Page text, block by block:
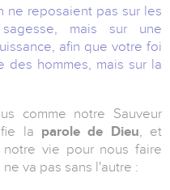
ne reposaient pas sur les
mais sur une
afin que votre foi
hommes, mais sur la
comme notre Sauveur
la parole de Dieu, et
vie pour nous faire
va pas sans l'autre :